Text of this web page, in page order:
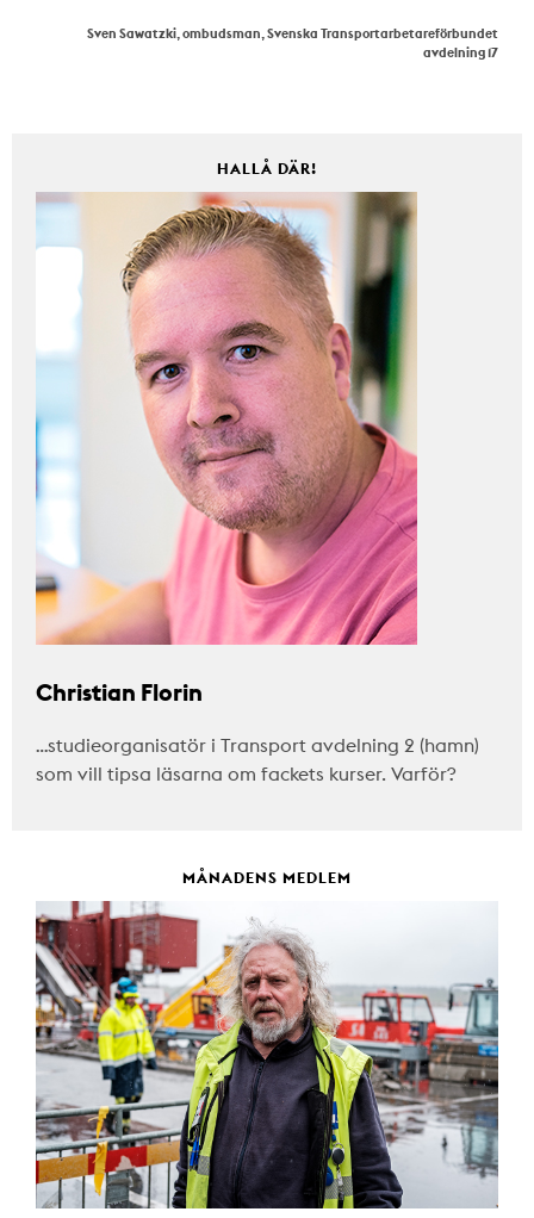
Sven Sawatzki, ombudsman, Svenska Transportarbetareförbundet
avdelning 17
HALLÅ DÄR!
Christian Florin
…studieorganisatör i Transport avdelning 2 (hamn)
som vill tipsa läsarna om fackets kurser. Varför?
MÅNADENS MEDLEM